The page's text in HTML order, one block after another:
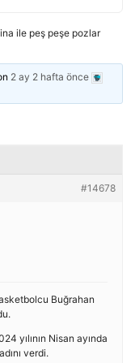
ile peş peşe pozlar
2 ay 2 hafta önce
#14678
Buğrahan
yılının Nisan ayında
verdi.